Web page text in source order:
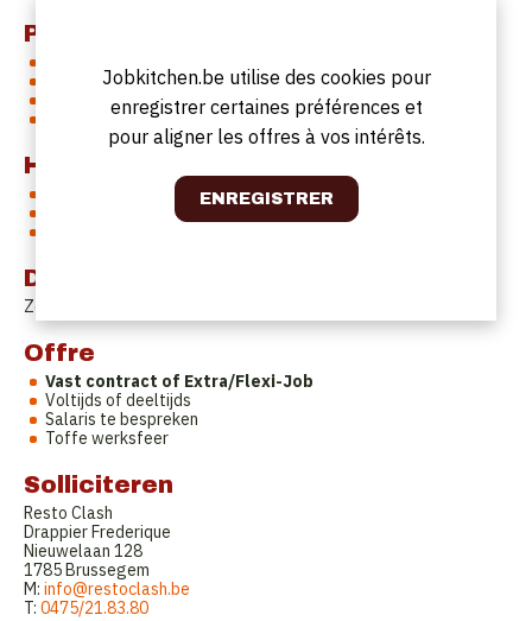
Profil
Ervaring is wenselijk, maar niet noodzakelijk
Verzorgd voorkomen
Nederlandstalig
Horaires de travail
voltijds of deeltijds, vast of extra/flexi.
Maandag en dinsdag zijn sluitingsdagen.
Date de début
Zo snel mogelijk.
Offre
Vast contract of Extra/Flexi-Job
Voltijds of deeltijds
Salaris te bespreken
Toffe werksfeer
Solliciteren
Resto Clash
Drappier Frederique
Nieuwelaan 128
1785 Brussegem
M: info@restoclash.be
T: 0475/21.83.80
Jobkitchen.be utilise des cookies pour
enregistrer certaines préférences et
pour aligner les offres à vos intérêts.